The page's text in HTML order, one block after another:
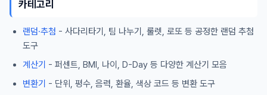
카테고리
랜덤·추첨 - 사다리타기, 팀 나누기, 룰렛, 로또 등 공정한 랜덤 추첨
도구
계산기 - 퍼센트, BMI, 나이, D-Day 등 다양한 계산기 모음
변환기 - 단위, 평수, 음력, 환율, 색상 코드 등 변환 도구